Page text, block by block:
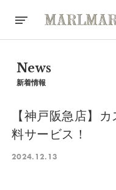
News
新着情報
【神戸阪急店】
料サービス！
2024.12.13